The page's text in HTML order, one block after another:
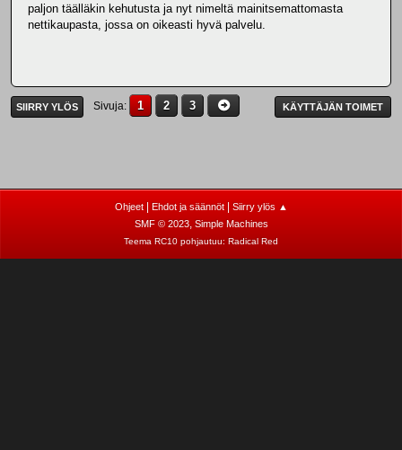
paljon täälläkin kehutusta ja nyt nimeltä mainitsemattomasta
nettikaupasta, jossa on oikeasti hyvä palvelu.
SIIRRY YLÖS Sivuja 1 2 3 KÄYTTÄJÄN TOIMET
Ohjeet| Ehdot ja säännöt|
Siirry ylös ▲
SMF © 2023, Simple Machines
Teema RC10 pohjautuu: Radical Red